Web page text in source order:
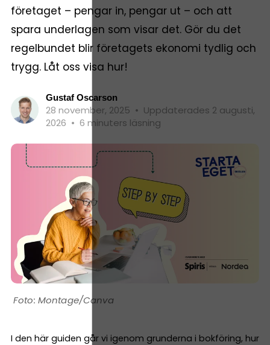
företaget – pengar in, pengar ut – och att
spara underlagen som visar det. Gör du det
regelbundet blir företagets ekonomi tydlig och
trygg. Låt oss visa hur!
Gustaf Oscarson
28 november, 2025 • Uppdaterades 2 augusti,
2026 • 6 minuters läsning
Montage/Canva
I den här guiden går vi igenom grunderna i bokföring, hur